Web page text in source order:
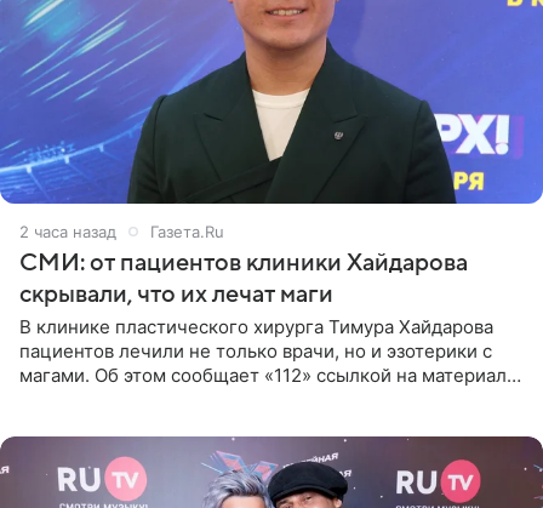
2 часа назад Газета.Ru
СМИ: от пациентов клиники Хайдарова
скрывали, что их лечат маги
В клинике пластического хирурга Тимура Хайдарова
пациентов лечили не только врачи, но и эзотерики с
магами. Об этом сообщает «112» ссылкой на материалы